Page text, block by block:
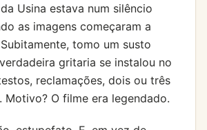
Usina estava num silêncio
as imagens começaram a
tomo um susto
gritaria se instalou no
reclamações, dois ou três
Motivo? O filme era legendado.